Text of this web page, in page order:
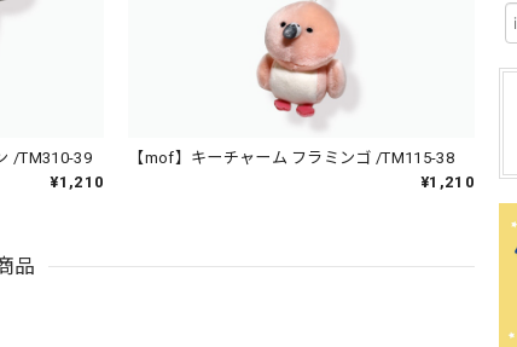
/TM310-39
¥1,210
【mof】キーチャーム フラミンゴ /TM115-38
¥1,210
品